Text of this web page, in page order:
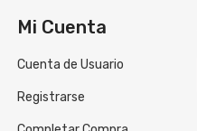
Mi Cuenta
Cuenta de Usuario
Registrarse